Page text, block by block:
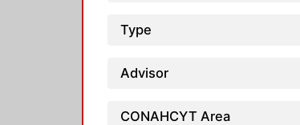
Type
Advisor
CONAHCYT Area